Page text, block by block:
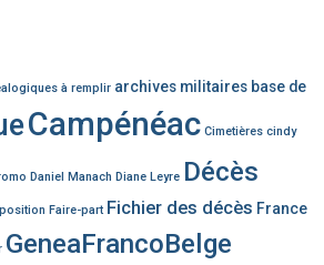
à remplir archives militaires base de
Campénéac Cimetières cindy
Daniel Manach Diane Leyre Décès
Faire-part Fichier des décès France
GeneaFrancoBelge